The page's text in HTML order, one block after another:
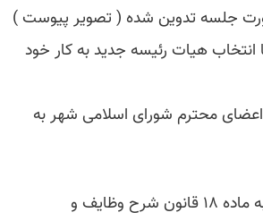
جلسه تدوین شده ( تصویر پیوست )
هیات رئیسه جدید به کار خود
محترم شورای اسلامی شهر به
بسمه تعالی باتوجه به ماده ۱۸ قانون شرح وظایف و